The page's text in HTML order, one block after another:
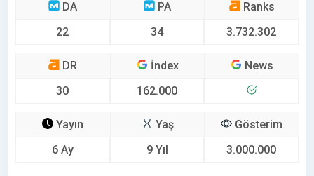
DA
22
PA
34
Ranks
3.732.302
DR
30
İndex
162.000
News
Yayın
6 Ay
Yaş
9 Yıl
Gösterim
3.000.000